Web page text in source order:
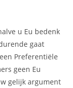
u Eu bedenk
gaat
Preferentiële
geen Eu
gelijk argument